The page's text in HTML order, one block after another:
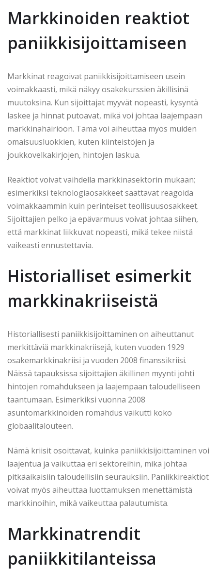
Markkinoiden reaktiot
paniikkisijoittamiseen
Markkinat reagoivat paniikkisijoittamiseen usein
voimakkaasti, mikä näkyy osakekurssien äkillisinä
muutoksina. Kun sijoittajat myyvät nopeasti, kysyntä
laskee ja hinnat putoavat, mikä voi johtaa laajempaan
markkinahäiriöön. Tämä voi aiheuttaa myös muiden
omaisuusluokkien, kuten kiinteistöjen ja
joukkovelkakirjojen, hintojen laskua.
Reaktiot voivat vaihdella markkinasektorin mukaan;
esimerkiksi teknologiaosakkeet saattavat reagoida
voimakkaammin kuin perinteiset teollisuusosakkeet.
Sijoittajien pelko ja epävarmuus voivat johtaa siihen,
että markkinat liikkuvat nopeasti, mikä tekee niistä
vaikeasti ennustettavia.
Historialliset esimerkit
markkinakriiseistä
Historiallisesti paniikkisijoittaminen on aiheuttanut
merkittäviä markkinakriisejä, kuten vuoden 1929
osakemarkkinakriisi ja vuoden 2008 finanssikriisi.
Näissä tapauksissa sijoittajien äkillinen myynti johti
hintojen romahdukseen ja laajempaan taloudelliseen
taantumaan. Esimerkiksi vuonna 2008
asuntomarkkinoiden romahdus vaikutti koko
globaalitalouteen.
Nämä kriisit osoittavat, kuinka paniikkisijoittaminen voi
laajentua ja vaikuttaa eri sektoreihin, mikä johtaa
pitkäaikaisiin taloudellisiin seurauksiin. Paniikkireaktiot
voivat myös aiheuttaa luottamuksen menettämistä
markkinoihin, mikä vaikeuttaa palautumista.
Markkinatrendit
paniikkitilanteissa